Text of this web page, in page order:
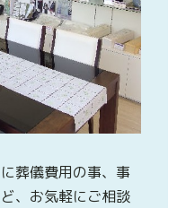
葬儀費用の事、事
、お気軽にご相談